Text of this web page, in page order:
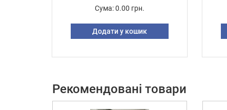
Сума: 0.00 грн.
Додати у кошик
Рекомендовані товари